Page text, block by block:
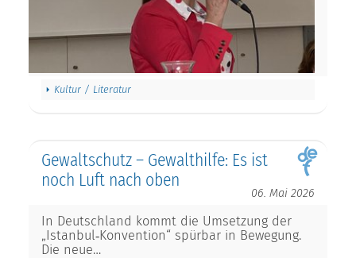
Kultur / Literatur
Gewaltschutz – Gewalthilfe: Es ist
noch Luft nach oben
06. Mai 2026
In Deutschland kommt die Umsetzung der
„Istanbul‑Konvention“ spürbar in Bewegung.
Die neue…